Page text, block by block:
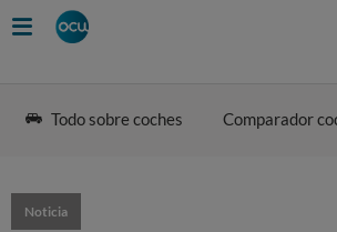
Todo sobre coches Comparador
Noticia